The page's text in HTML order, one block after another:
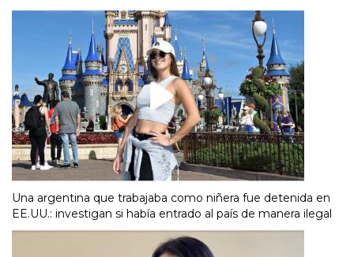
Una argentina que trabajaba como niñera fue detenida en
EE.UU.: investigan si había entrado al país de manera ilegal